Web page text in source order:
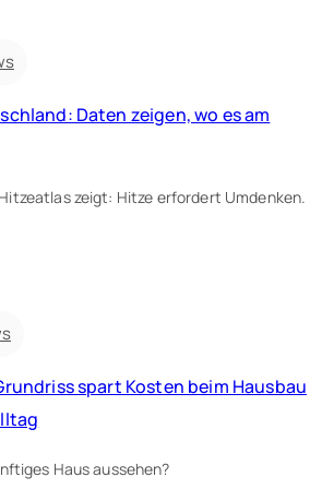
Daten zeigen, wo es am
zeigt: Hitze erfordert Umdenken.
spart Kosten beim Hausbau
Haus aussehen?